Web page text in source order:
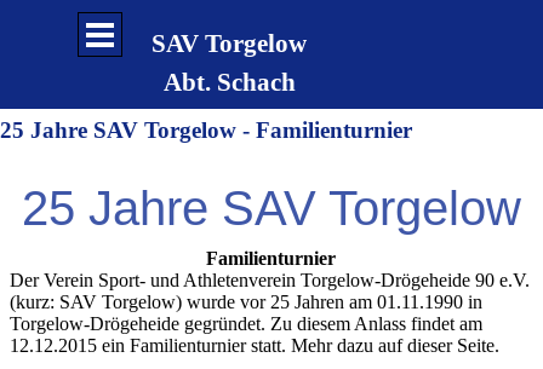
Direkt zum Seiteninhalt
SAV Torgelow
Abt. Schach
Menü überspringen
25 Jahre SAV Torgelow - Familienturnier
25 Jahre SAV Torgelow
Familienturnier
Der Verein Sport- und Athletenverein Torgelow-Drögeheide 90 e.V.
(kurz: SAV Torgelow) wurde vor 25 Jahren am 01.11.1990 in
Torgelow-Drögeheide gegründet. Zu diesem Anlass findet am
12.12.2015 ein Familienturnier statt. Mehr dazu auf dieser Seite.